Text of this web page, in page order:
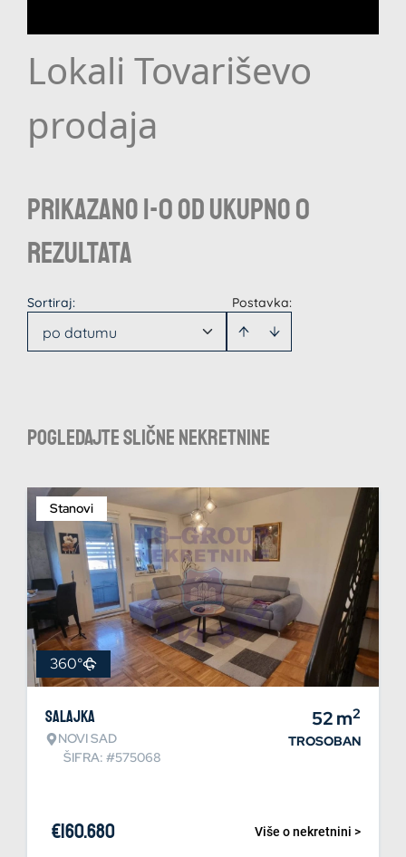
Lokali Tovariševo
prodaja
Prikazano 1-0 od ukupno 0
rezultata
Postavka:
Sortiraj:
po datumu
Pogledajte slične nekretnine
Stanovi
360°
Salajka
NOVI SAD
ŠIFRA: #575068
52m2
TROSOBAN
Više o nekretnini >
€160.680